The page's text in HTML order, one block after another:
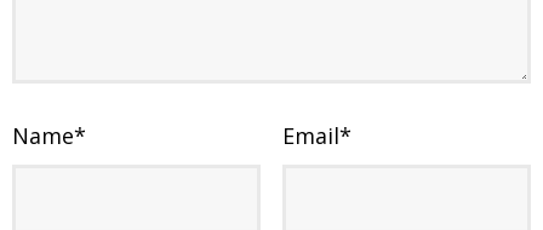
Name* Email*